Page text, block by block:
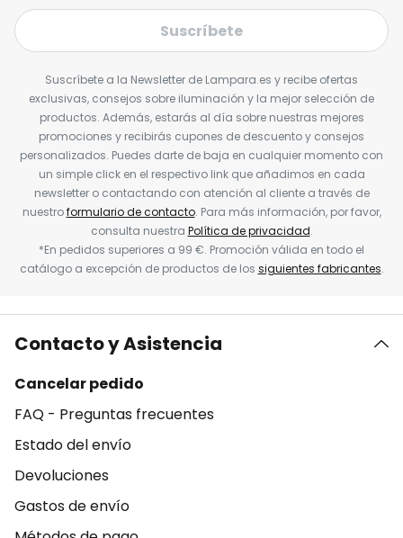
Suscríbete
Suscríbete a la Newsletter de Lampara.es y recibe ofertas
exclusivas, consejos sobre iluminación y la mejor selección de
productos. Además, estarás al día sobre nuestras mejores
promociones y recibirás cupones de descuento y consejos
personalizados. Puedes darte de baja en cualquier momento con
un simple click en el respectivo link que añadimos en cada
newsletter o contactando con atención al cliente a través de
nuestroformulario de contacto. Para más información, por favor,
consulta nuestra Política de privacidad.
*En pedidos superiores a 99 €. Promoción válida en todo el
catálogo a excepción de productos de los siguientes fabricantes.
Contacto y Asistencia
Cancelar pedido
FAQ - Preguntas frecuentes
Estado del envío
Devoluciones
Gastos de envío